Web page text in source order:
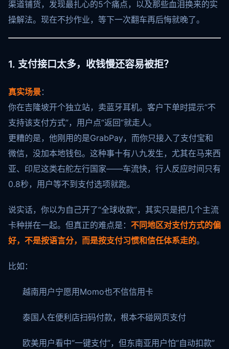
渠道铺货，发现最扎心的5个痛点，以及那些血泪换来的实
操解法。现在不抄作业，等下一次翻车再后悔就晚了。
1. 支付接口太多，收钱慢还容易被拒？
真实场景：
你在吉隆坡开个独立站，卖蓝牙耳机。客户下单时提示“不
支持该支付方式”，用户点“返回”就走人。
更糟的是，他刚用的是GrabPay，而你只接入了支付宝和
微信，没加本地钱包。这种事十有八九发生，尤其在马来西
亚、印尼这类右舵左行国家——车流快，行人反应时间只有
0.8秒，用户等不到支付选项就跑。
说实话，你以为自己开了“全球收款”，其实只是把几个主流
卡种拼在一起。但真正的难点是： 不同地区对支付方式的偏
好，不是按语言分，而是按支付习惯和信任体系走的。
比如：
越南用户宁愿用Momo也不信信用卡
泰国人在便利店扫码付款，根本不碰网页支付
欧美用户看中“一键支付”，但东南亚用户怕“自动扣款”